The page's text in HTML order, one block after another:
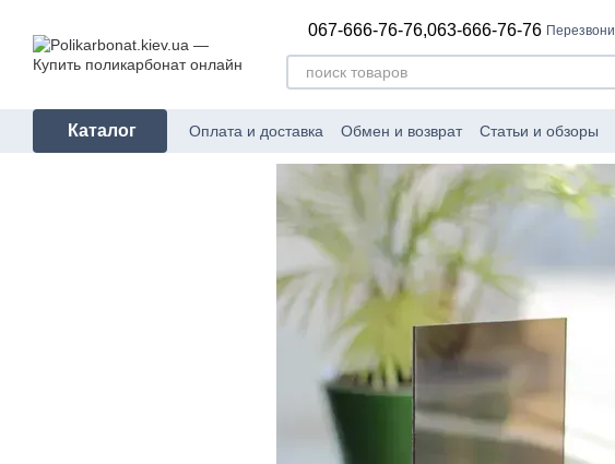
067-666-76-76,063-666-76-76
Каталог Оплата и доставка Обмен и возврат Статьи и обзоры